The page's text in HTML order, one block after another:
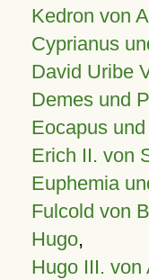
Kedron von
Cyprianus
David Uribe
Demes und
Eocapus
Erich II. von
Euphemia
Fulcold von
Hugo,
Hugo III. von